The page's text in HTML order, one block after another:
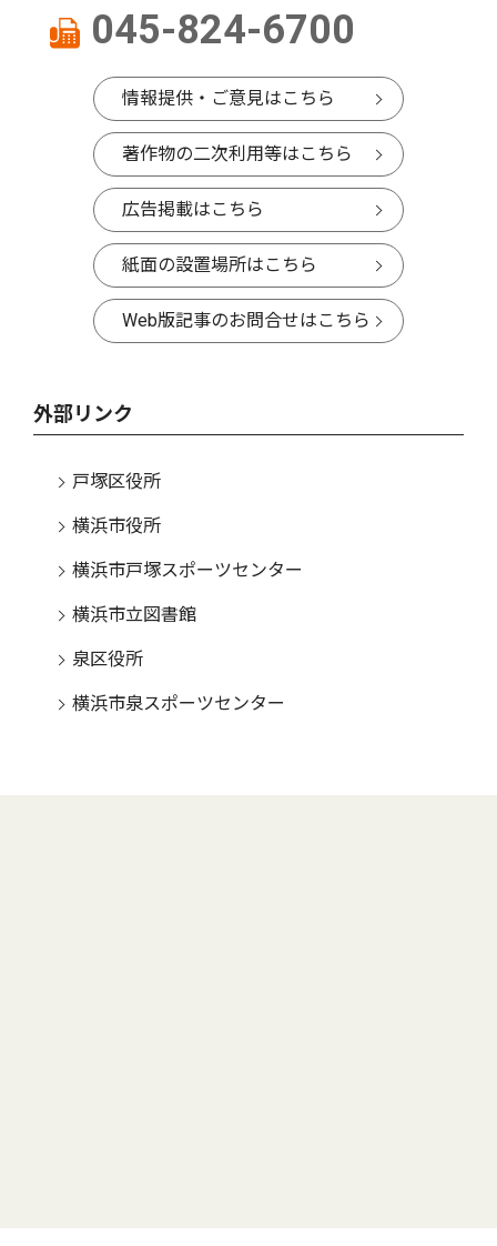
045-824-6700
情報提供・ご意見はこちら
著作物の二次利用等はこちら
広告掲載はこちら
紙面の設置場所はこちら
Web版記事のお問合せはこちら
外部リンク
戸塚区役所
横浜市役所
横浜市戸塚スポーツセンター
横浜市立図書館
泉区役所
横浜市泉スポーツセンター